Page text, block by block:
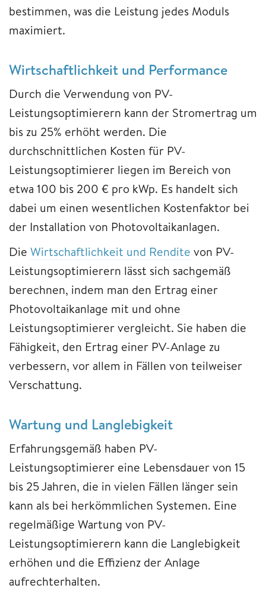
bestimmen, was die Leistung jedes Moduls
maximiert.
Wirtschaftlichkeit und Performance
Durch die Verwendung von PV-
Leistungsoptimierern kann der Stromertrag um
bis zu 25% erhöht werden. Die
durchschnittlichen Kosten für PV-
Leistungsoptimierer liegen im Bereich von
etwa 100 bis 200 € pro kWp. Es handelt sich
dabei um einen wesentlichen Kostenfaktor bei
der Installation von Photovoltaikanlagen.
Die Wirtschaftlichkeit und Rendite von PV-
Leistungsoptimierern lässt sich sachgemäß
berechnen, indem man den Ertrag einer
Photovoltaikanlage mit und ohne
Leistungsoptimierer vergleicht. Sie haben die
Fähigkeit, den Ertrag einer PV-Anlage zu
verbessern, vor allem in Fällen von teilweiser
Verschattung.
Wartung und Langlebigkeit
Erfahrungsgemäß haben PV-
Leistungsoptimierer eine Lebensdauer von 15
bis 25 Jahren, die in vielen Fällen länger sein
kann als bei herkömmlichen Systemen. Eine
regelmäßige Wartung von PV-
Leistungsoptimierern kann die Langlebigkeit
erhöhen und die Effizienz der Anlage
aufrechterhalten.